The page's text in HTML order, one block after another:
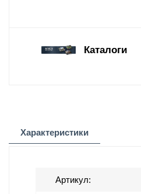
Каталоги
Характеристики
Артикул: